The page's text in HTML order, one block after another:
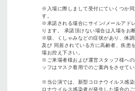
※入場に際しまして受付にていくつか
す。
※承諾される場合にサイン/メールアド
ります。 承諾頂けない場合は入場をお
※咳、くしゃみなどの症状があり、体
及び 同居されている方に高齢者、疾患
場お控え下さい。
※ご来場者様および運営スタッフ様へ
ッフはマスク着用でのご案内をさせてい
※当公演では、新型コロナウイルス感
ロナウイルス感染者が発生した場合の